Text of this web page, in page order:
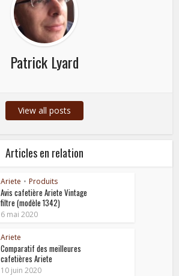
Patrick Lyard
View all posts
Articles en relation
Ariete • Produits
Avis cafetière Ariete Vintage
filtre (modèle 1342)
6 mai 2020
Ariete
Comparatif des meilleures
cafetières Ariete
10 juin 2020